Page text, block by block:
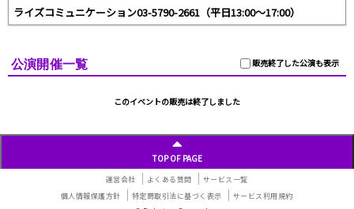
ライズコミュニケーション03-5790-2661（平日13:00～17:00）
販売終了した公演も表示
公演開催一覧
このイベントの販売は終了しました
TOP OF PAGE
運営会社 よくある質問
サービス一覧
個人情報保護方針
特定商取引法に基づく表示 サービス利用規約